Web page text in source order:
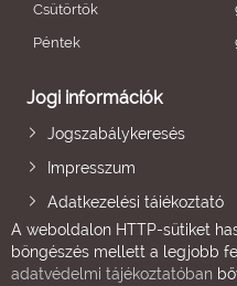
Csütörtök
Péntek
Jogi információk
Jogszabálykeresés
Impresszum
Adatkezelési tájékoztató
A weboldalon HTTP-sütiket
böngészés mellett a legjobb
adatvédelmi tájékoztatóban